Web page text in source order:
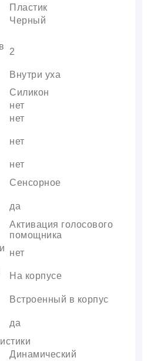
Пластик
Черный
2
Внутри уха
Силикон
нет
нет
нет
нет
Сенсорное
да
Активация голосового
помощника
нет
На корпусе
Встроенный в корпус
да
Динамический